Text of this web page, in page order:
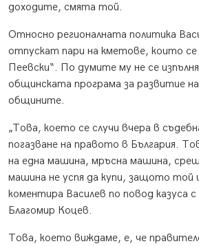
доходите, смята той.
Относно регионалната политика
отпускат пари на кметове, които се
Пеевски“. По думите му не се
общинската програма за развитие
общините.
„Това, което се случи вчера в
погазване на правото в България.
на една машина, мръсна машина,
машина не успя да купи, защото той
коментира Василев по повод казуса
Благомир Коцев.
Това, което виждаме, е, че